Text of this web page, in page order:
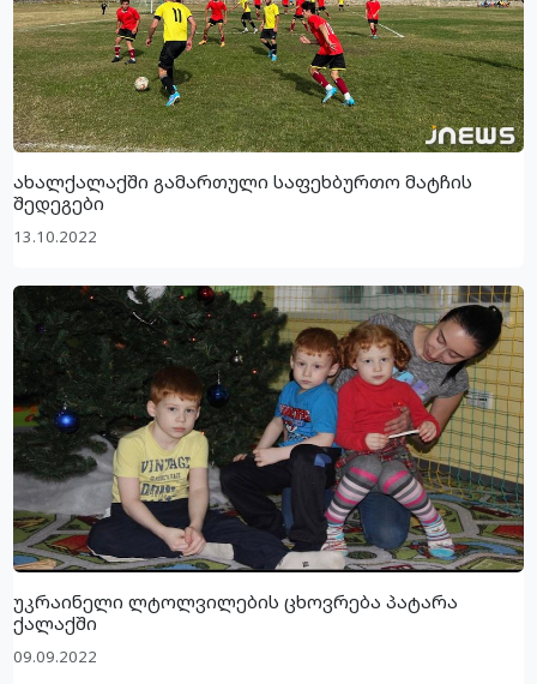
ახალქალაქში გამართული საფეხბურთო მატჩის
შედეგები
13.10.2022
უკრაინელი ლტოლვილების ცხოვრება პატარა
ქალაქში
09.09.2022